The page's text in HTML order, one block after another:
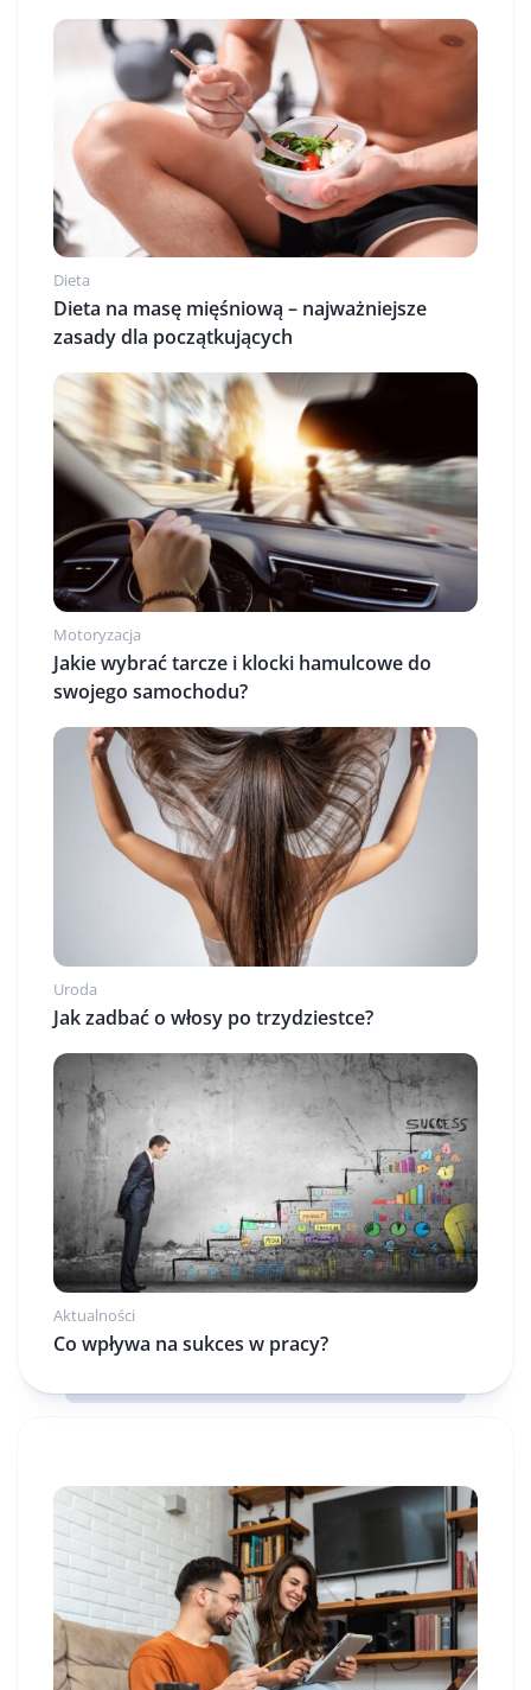
Dieta
Dieta na masę mięśniową – najważniejsze
zasady dla początkujących
Motoryzacja
Jakie wybrać tarcze i klocki hamulcowe do
swojego samochodu?
Uroda
Jak zadbać o włosy po trzydziestce?
Aktualności
Co wpływa na sukces w pracy?